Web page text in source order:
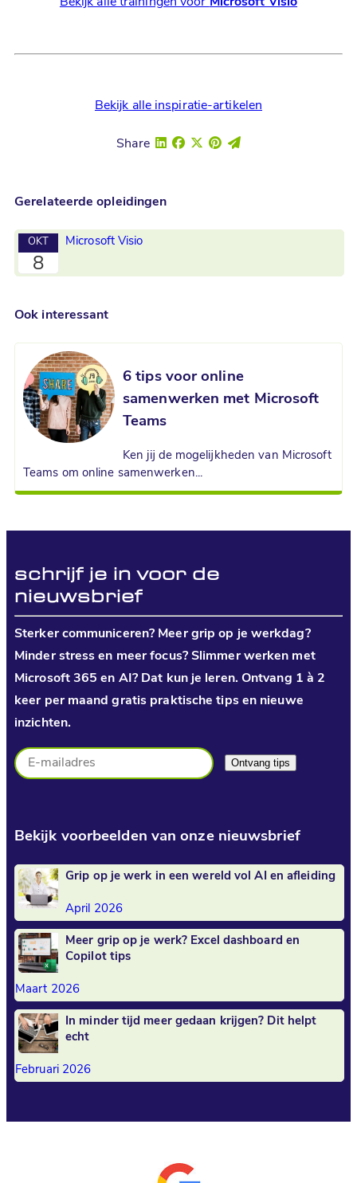
Bekijk alle inspiratie-artikelen
Share
Gerelateerde opleidingen
OKT
8
Microsoft Visio
Ook interessant
6 tips voor online
samenwerken met Microsoft
Teams
Ken jij de mogelijkheden van Microsoft
Teams om online samenwerken...
schrijf je in voor de
nieuwsbrief
Sterker communiceren? Meer grip op je werkdag?
Minder stress en meer focus? Slimmer werken met
Microsoft 365 en AI? Dat kun je leren. Ontvang 1 à 2
keer per maand gratis praktische tips en nieuwe
inzichten.
Bekijk voorbeelden van onze nieuwsbrief
Grip op je werk in een wereld vol AI en afleiding
April 2026
Meer grip op je werk? Excel dashboard en
Copilot tips
Maart 2026
In minder tijd meer gedaan krijgen? Dit helpt
echt
Februari 2026